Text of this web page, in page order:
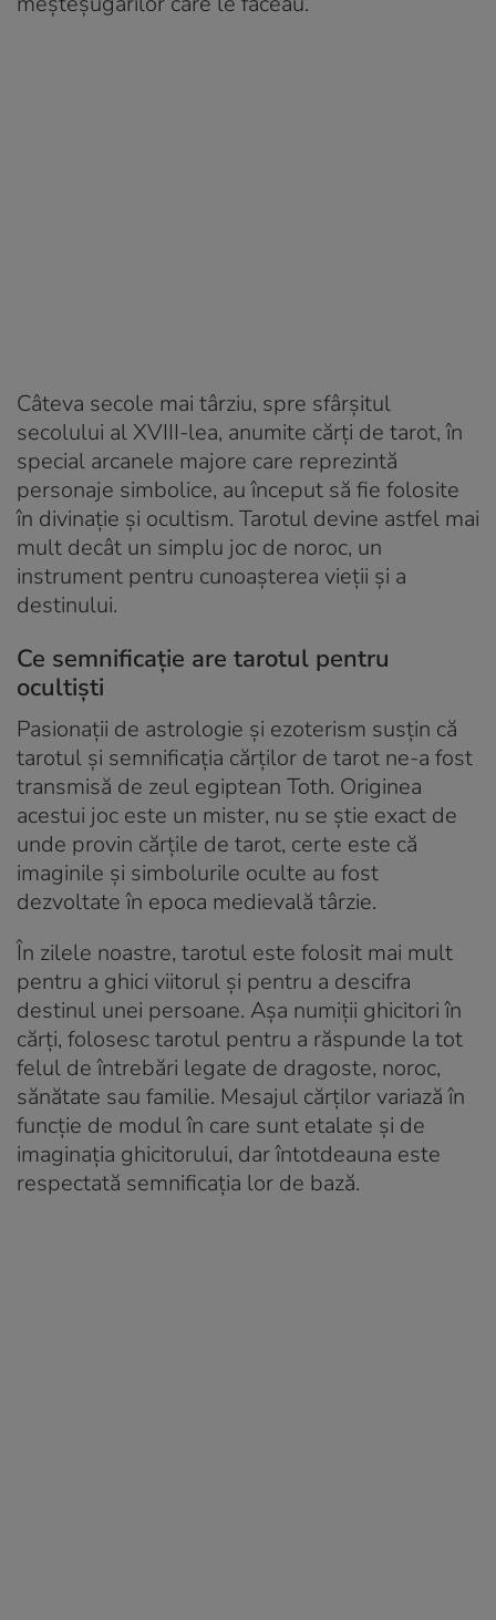
Câteva secole mai târziu, spre sfârșitul
secolului al XVIII-lea, anumite cărți de tarot, în
special arcanele majore care reprezintă
personaje simbolice, au început să fie folosite
în divinație și ocultism. Tarotul devine astfel mai
mult decât un simplu joc de noroc, un
instrument pentru cunoașterea vieții și a
destinului.
Ce semnificație are tarotul pentru
ocultiști
Pasionații de astrologie și ezoterism susțin că
tarotul și semnificația cărților de tarot ne-a fost
transmisă de zeul egiptean Toth. Originea
acestui joc este un mister, nu se știe exact de
unde provin cărțile de tarot, certe este că
imaginile și simbolurile oculte au fost
dezvoltate în epoca medievală târzie.
În zilele noastre, tarotul este folosit mai mult
pentru a ghici viitorul și pentru a descifra
destinul unei persoane. Așa numiții ghicitori în
cărți, folosesc tarotul pentru a răspunde la tot
felul de întrebări legate de dragoste, noroc,
sănătate sau familie. Mesajul cărților variază în
funcție de modul în care sunt etalate și de
imaginația ghicitorului, dar întotdeauna este
respectată semnificația lor de bază.